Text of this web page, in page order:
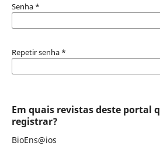
Senha *
Repetir senha *
Em quais revistas deste portal
registrar?
BioEns@ios